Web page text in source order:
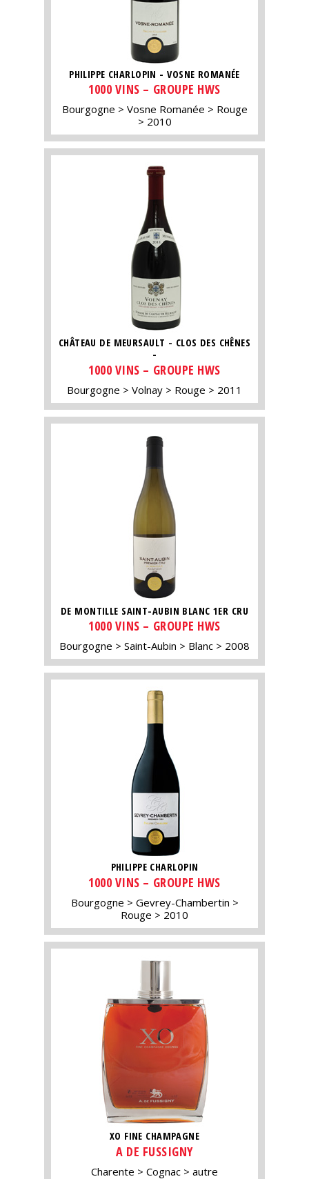
PHILIPPE CHARLOPIN - VOSNE ROMANÉE
1000 VINS – GROUPE HWS
Bourgogne Vosne Romanée
Rouge
2010
CHÂTEAU DE MEURSAULT - CLOS DES CHÊNES
-
1000 VINS – GROUPE HWS
Bourgogne Volnay Rouge 2011
DE MONTILLE SAINT-AUBIN BLANC 1ER CRU
1000 VINS – GROUPE HWS
Bourgogne Saint-Aubin Blanc 2008
PHILIPPE CHARLOPIN
1000 VINS – GROUPE HWS
Bourgogne
Gevrey-Chambertin
Rouge
2010
XO FINE CHAMPAGNE
A DE FUSSIGNY
Charente Cognac autre